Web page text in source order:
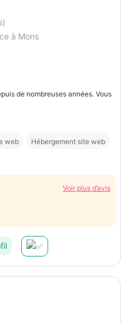
à Mons
de nombreuses années. Vous
web Hébergement site web
Voir plus d’avis